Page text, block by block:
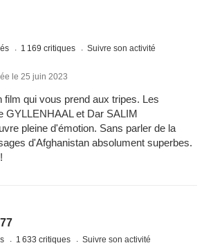
1 169 critiques Suivre son activité
le 25 juin 2023
film qui vous prend aux tripes. Les
GYLLENHAAL et Dar SALIM
pleine d'émotion. Sans parler de la
d'Afghanistan absolument superbes.
1 633 critiques Suivre son activité